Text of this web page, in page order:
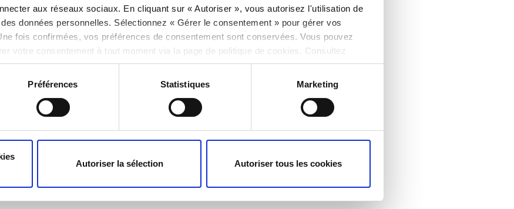
aux réseaux sociaux. En cliquant sur « Autoriser », vous autorisez l'utilisation de
données personnelles. Sélectionnez « Gérer le consentement » pour gérer vos
fois confirmées, vos préférences de consentement sont conservées. Vous pouvez
votre consentement à tout moment via la page de politique de cookies. Consultez
icietnotre politique de confidentialité ici.
Préférences Statistiques Marketing
Autoriser la sélection Autoriser tous les cookies
par rapport au rendement moyen, et sur la
à observer.
4,04%, on peut s'attendre à ce que les rendements
+ 4,04%).
quotidiens.